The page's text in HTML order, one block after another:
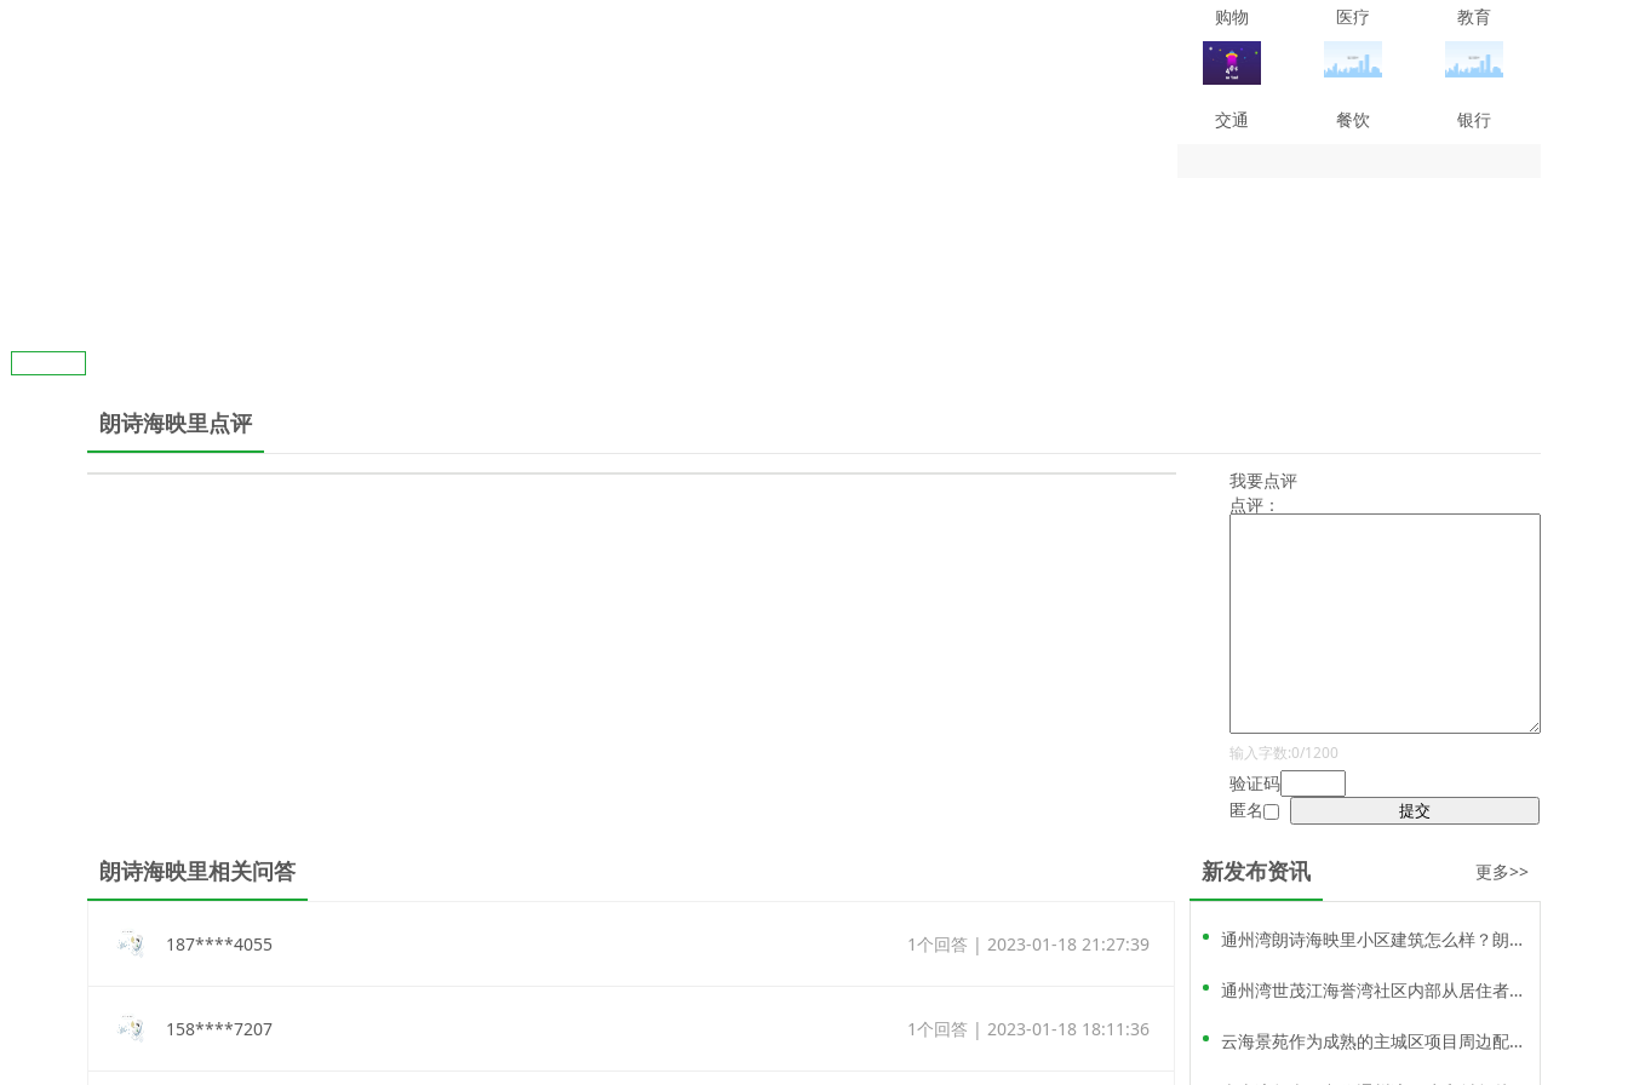
购物 医疗 教育
交通 餐饮 银行
朗诗海映里点评
我要点评
点评：
输入字数:0/1200
验证码
匿名
朗诗海映里相关问答
187****4055 1个回答 | 2023-01-18 21:27:39
158****7207 1个回答 | 2023-01-18 18:11:36
新发布资讯 更多>>
通州湾朗诗海映里小区建筑怎么样？朗诗海映里质量怎么样？
通州湾世茂江海誉湾社区内部从居住者的角度出发，采用“一环两轴四院”的景观设计
云海景苑作为成熟的主城区项目周边配以成熟，各方面配套优势极为突出。